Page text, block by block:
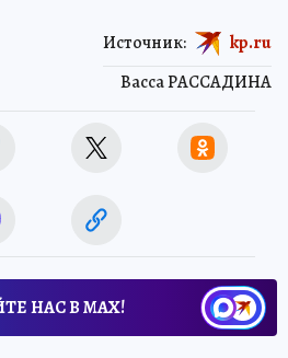
Васса РАССАДИНА
Источник: kp.ru
НАС В МАХ!